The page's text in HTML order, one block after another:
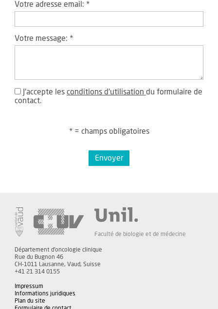
Votre adresse email: *
Votre message: *
J'accepte les conditions d'utilisation du formulaire de
contact.
* = champs obligatoires
Envoyer
Faculté de biologie et de médecine
Département d'oncologie clinique
Rue du Bugnon 46
CH-1011 Lausanne, Vaud, Suisse
+41 21 314 0155
Impressum
Informations juridiques
Plan du site